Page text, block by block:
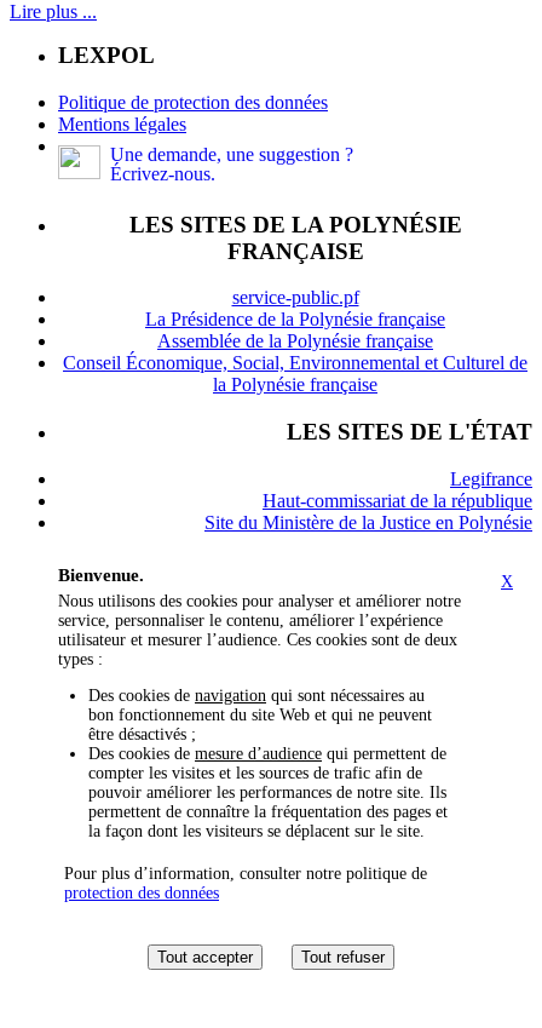
Lire plus ...
LEXPOL
Politique de protection des données
Mentions légales
Une demande, une suggestion ?
Écrivez-nous.
LES SITES DE LA POLYNÉSIE
FRANÇAISE
service-public.pf
La Présidence de la Polynésie française
Assemblée de la Polynésie française
Conseil Économique, Social, Environnemental et Culturel de
la Polynésie française
LES SITES DE L'ÉTAT
Legifrance
Haut-commissariat de la république
Site du Ministère de la Justice en Polynésie
X
Bienvenue.
Nous utilisons des cookies pour analyser et améliorer notre
service, personnaliser le contenu, améliorer l’expérience
utilisateur et mesurer l’audience. Ces cookies sont de deux
types :
Des cookies de navigation qui sont nécessaires au
bon fonctionnement du site Web et qui ne peuvent
être désactivés ;
Des cookies de mesure d’audience qui permettent de
compter les visites et les sources de trafic afin de
pouvoir améliorer les performances de notre site. Ils
permettent de connaître la fréquentation des pages et
la façon dont les visiteurs se déplacent sur le site.
Pour plus d’information, consulter notre politique de
protection des données
Tout accepter Tout refuser